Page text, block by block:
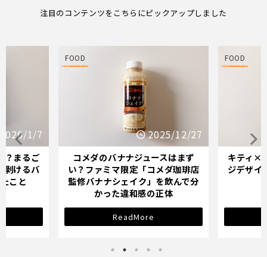
注目のコンテンツをこちらにピックアップしました
2026/1/7
？まるご
剥けるバ
こと
FOOD
2025/12/27
コメダのバナナジュースはまず
い？ファミマ限定「コメダ珈琲店
監修バナナシェイク」を飲んで分
かった違和感の正体
ReadMore
FOOD
キティ×
ジデザイ